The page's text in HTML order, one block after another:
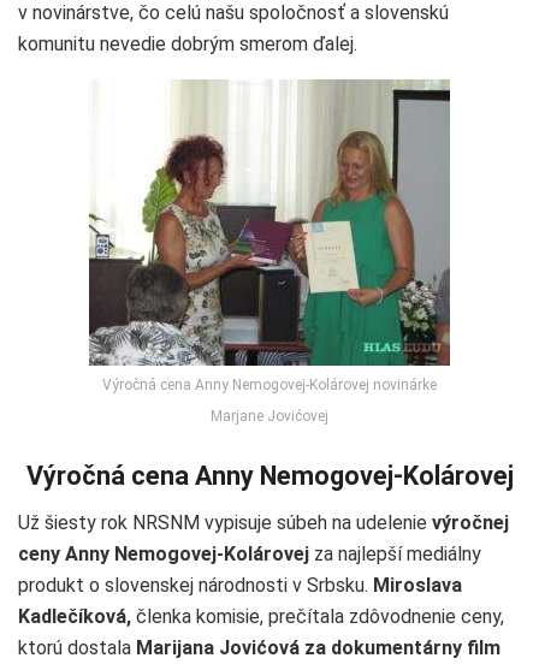
v novinárstve, čo celú našu spoločnosť a slovenskú
komunitu nevedie dobrým smerom ďalej.
Výročná cena Anny Nemogovej-Kolárovej novinárke
Marjane Jovićovej
Výročná cena Anny Nemogovej-Kolárovej
Už šiesty rok NRSNM vypisuje súbeh na udelenie výročnej
ceny Anny Nemogovej-Kolárovej za najlepší mediálny
produkt o slovenskej národnosti v Srbsku. Miroslava
Kadlečíková, členka komisie, prečítala zdôvodnenie ceny,
ktorú dostala Marijana Jovićová za dokumentárny film